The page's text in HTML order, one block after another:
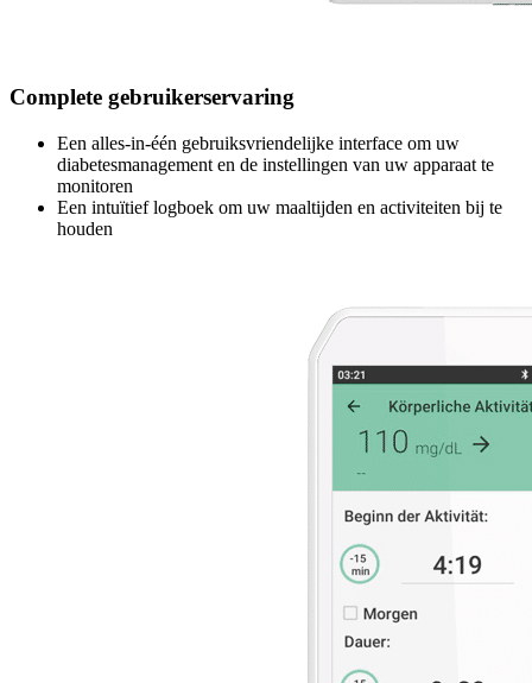
Complete gebruikerservaring
Een alles-in-één gebruiksvriendelijke interface om uw
diabetesmanagement en de instellingen van uw apparaat te
monitoren
Een intuïtief logboek om uw maaltijden en activiteiten bij te
houden